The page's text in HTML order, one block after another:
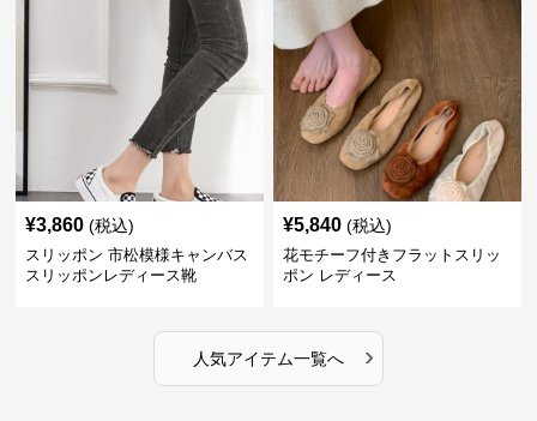
¥3,860 (税込)
スリッポン 市松模様キャンバス
スリッポンレディース靴
¥5,840 (税込)
花モチーフ付きフラットスリッ
ポン レディース
人気アイテム一覧へ ›